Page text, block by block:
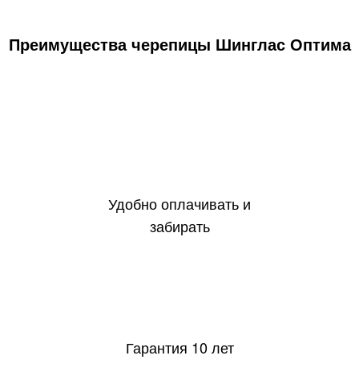
Преимущества черепицы Шинглас Оптима
Удобно оплачивать и
забирать
Гарантия 10 лет